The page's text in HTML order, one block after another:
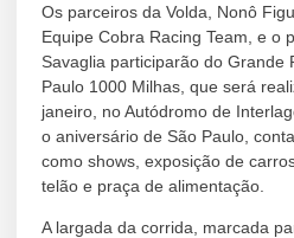
Os parceiros da Volda, Nonô
Equipe Cobra Racing Team, e o
Savaglia participarão do Grande
Paulo 1000 Milhas, que será
janeiro, no Autódromo de
o aniversário de São Paulo,
como shows, exposição de
telão e praça de alimentação.
A largada da corrida, marcada